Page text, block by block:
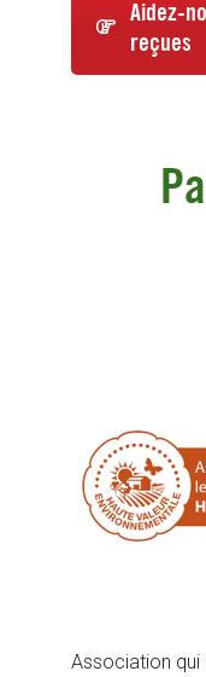
Aidez-
reçues
Association